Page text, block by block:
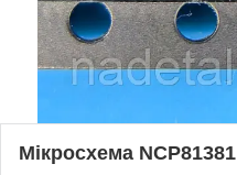
Мікросхема NCP81381